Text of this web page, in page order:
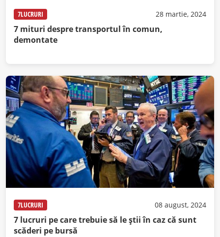
7LUCRURI 28 martie, 2024
7 mituri despre transportul în comun,
demontate
7LUCRURI 08 august, 2024
7 lucruri pe care trebuie să le știi în caz că sunt
scăderi pe bursă